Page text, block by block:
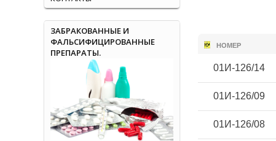
НОМЕР
01И-126/14
01И-126/09
01И-126/08
ЗАБРАКОВАННЫЕ И
ФАЛЬСИФИЦИРОВАННЫЕ
ПРЕПАРАТЫ.